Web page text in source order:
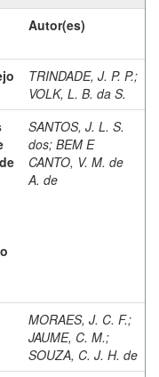
Autor(es)
TRINDADE, J. P. P.;
VOLK, L. B. da S.
SANTOS, J. L. S.
dos; BEM E
CANTO, V. M. de
A. de
MORAES, J. C. F.;
JAUME, C. M.;
SOUZA, C. J. H. de